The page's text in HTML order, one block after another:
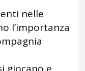
nelle
l’importanza